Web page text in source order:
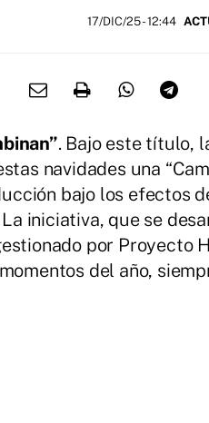
17/DIC/25- 12:44
. Bajo este título,
navidades una
bajo los efectos
iniciativa, que se
por Proyecto
del año,